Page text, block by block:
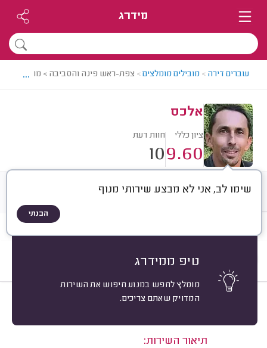
מידרג
עוברים דירה > מובילים מומלצים> צפת-ראש פינה והסביבה > מוביל
...
אלכס
ציון כללי
9.60
חוות דעת
10
שימו לב, אני לא מבצע שירותי מנוף
הבנתי
טיפ ממידרג
מומלץ לחפש במנוע חיפוש את השירות
המדויק שאתם צריכים.
חוות דעת ממוצע
סוג שירות
רחלי ס. חצור הגלילית.
תיאור השירות: